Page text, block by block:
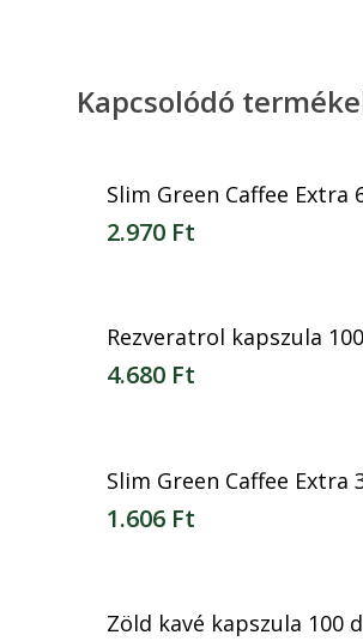
Kapcsolódó
Slim Green Caffee Extra
2.970 Ft
Rezveratrol kapszula
4.680 Ft
Slim Green Caffee Extra
1.606 Ft
Zöld kavé kapszula 100